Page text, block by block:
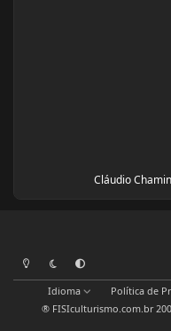
Cláudio
Modo ClaroModo EscuroPreferência do Sistema
Idioma Política de
® FISIculturismo.com.br